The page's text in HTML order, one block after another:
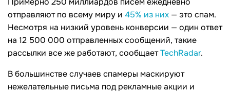
отправляют по всему миру и 45% из них — это спам.
Несмотря на низкий уровень конверсии — один ответ
на 12 500 000 отправленных сообщений, такие
рассылки все же работают, сообщаетTechRadar.
В большинстве случаев спамеры маскируют
нежелательные письма под рекламные акции и